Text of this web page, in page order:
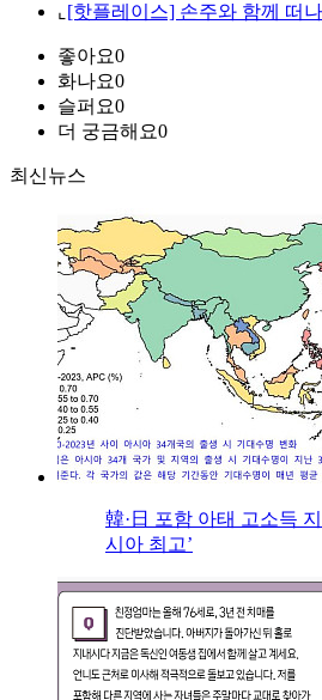
⌞ [핫플레이스] 손주와 함께 떠
좋아요0
화나요0
슬퍼요0
더 궁금해요0
최신뉴스
韓·日 포함 아태 고소득
시아 최고’